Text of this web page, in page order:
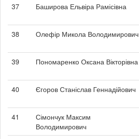
37
Баширова Ельвіра Рамісівна
38
Олефір Микола Володимирович
39
Пономаренко Оксана Вікторівна
40
Єгоров Станіслав Геннадійович
41
Сімончук Максим
Володимирович